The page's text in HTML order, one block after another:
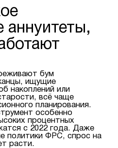
аннуитеты,
бум
ищущие
накоплений или
всё чаще
планирования.
особенно
процентных
с 2022 года. Даже
политики ФРС, спрос на
расти.